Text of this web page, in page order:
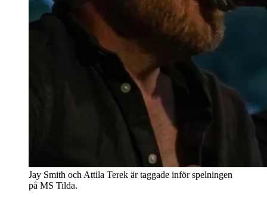
Jay Smith och Attila Terek är taggade inför spelningen
på MS Tilda.